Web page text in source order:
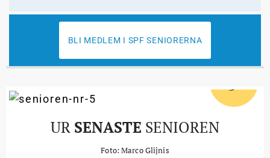
BLI MEDLEM I SPF SENIORERNA
5
UR SENASTE SENIOREN
Foto: Marco Glijnis